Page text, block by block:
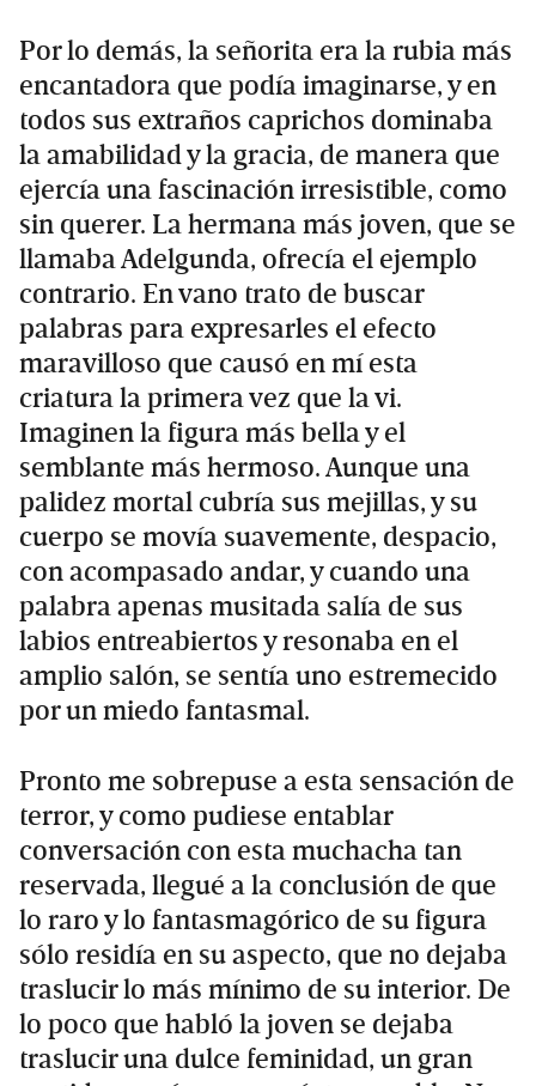
Por lo demás, la señorita era la rubia más
encantadora que podía imaginarse, y en
todos sus extraños caprichos dominaba
la amabilidad y la gracia, de manera que
ejercía una fascinación irresistible, como
sin querer. La hermana más joven, que se
llamaba Adelgunda, ofrecía el ejemplo
contrario. En vano trato de buscar
palabras para expresarles el efecto
maravilloso que causó en mí esta
criatura la primera vez que la vi.
Imaginen la figura más bella y el
semblante más hermoso. Aunque una
palidez mortal cubría sus mejillas, y su
cuerpo se movía suavemente, despacio,
con acompasado andar, y cuando una
palabra apenas musitada salía de sus
labios entreabiertos y resonaba en el
amplio salón, se sentía uno estremecido
por un miedo fantasmal.
Pronto me sobrepuse a esta sensación de
terror, y como pudiese entablar
conversación con esta muchacha tan
reservada, llegué a la conclusión de que
lo raro y lo fantasmagórico de su figura
sólo residía en su aspecto, que no dejaba
traslucir lo más mínimo de su interior. De
lo poco que habló la joven se dejaba
traslucir una dulce feminidad, un gran